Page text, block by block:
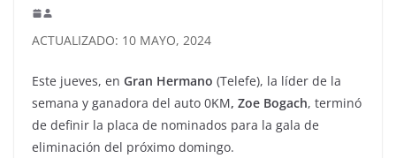
ACTUALIZADO: 10 MAYO, 2024
Este jueves, en Gran Hermano (Telefe), la líder de la
semana y ganadora del auto 0KM, Zoe Bogach, terminó
de definir la placa de nominados para la gala de
eliminación del próximo domingo.